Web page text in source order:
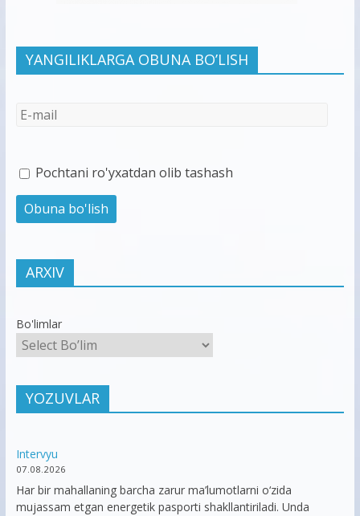
YANGILIKLARGA OBUNA BO’LISH
Pochtani ro'yxatdan olib tashash
ARXIV
Bo'limlar
YOZUVLAR
Intervyu
07.08.2026
Har bir mahallaning barcha zarur ma’lumotlarni o‘zida
mujassam etgan energetik pasporti shakllantiriladi. Unda